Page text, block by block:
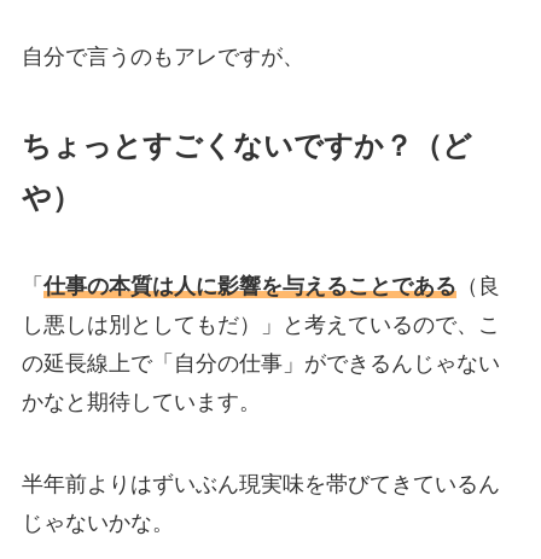
自分で言うのもアレですが、
ちょっとすごくないですか？（ど
や）
「 仕事の本質は人に影響を与えることである（良
し悪しは別としてもだ）」と考えているので、こ
の延長線上で「自分の仕事」ができるんじゃない
かなと期待しています。
半年前よりはずいぶん現実味を帯びてきているん
じゃないかな。